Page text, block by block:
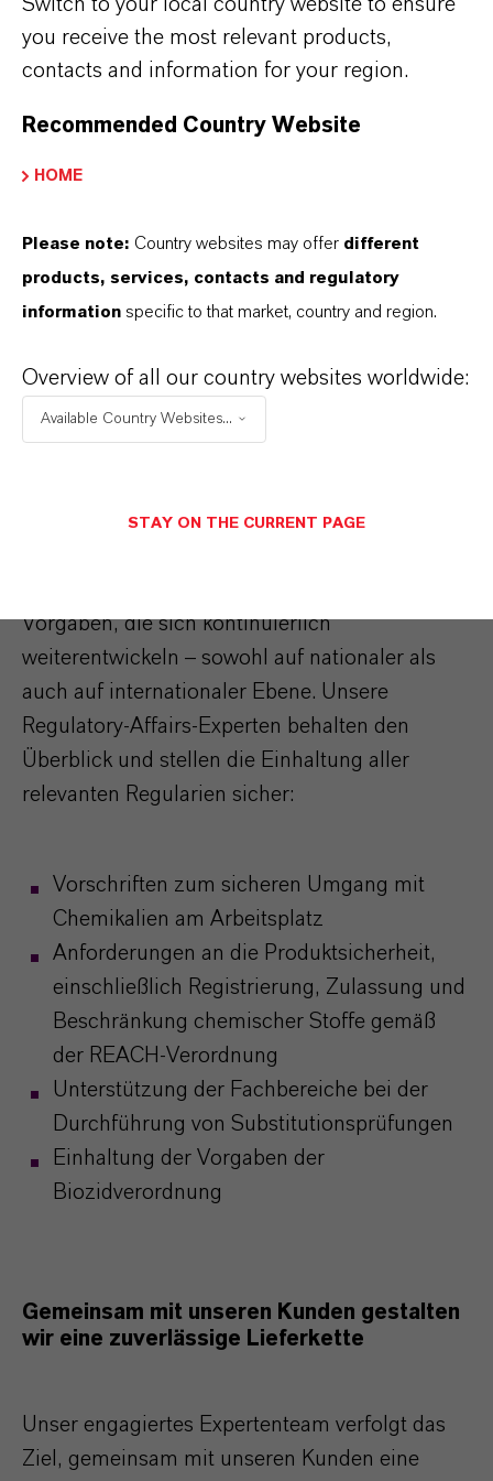
Diese Grundlage prägt unser tägliches Handeln und
unsere Verpflichtung gegenüber unseren Kunden
und Regulierungsbehörden
Vorgaben, die sich kontinuierlich
weiterentwickeln – sowohl auf nationaler als
auch auf internationaler Ebene. Unsere
Regulatory-Affairs-Experten behalten den
Überblick und stellen die Einhaltung aller
relevanten Regularien sicher:
Vorschriften zum sicheren Umgang mit
Chemikalien am Arbeitsplatz
Anforderungen an die Produktsicherheit,
einschließlich Registrierung, Zulassung und
Beschränkung chemischer Stoffe gemäß
der REACH-Verordnung
Unterstützung der Fachbereiche bei der
Durchführung von Substitutionsprüfungen
Einhaltung der Vorgaben der
Biozidverordnung
Gemeinsam mit unseren Kunden gestalten
wir eine zuverlässige Lieferkette
Unser engagiertes Expertenteam verfolgt das
Ziel, gemeinsam mit unseren Kunden eine
you receive the most relevant products,
contacts and information for your region.
Recommended Country Website
HOME
Please note: Country websites may offer different
products, services, contacts and regulatory
information specific to that market, country and region.
Overview of all our country websites worldwide:
Available Country Websites...
STAY ON THE CURRENT PAGE